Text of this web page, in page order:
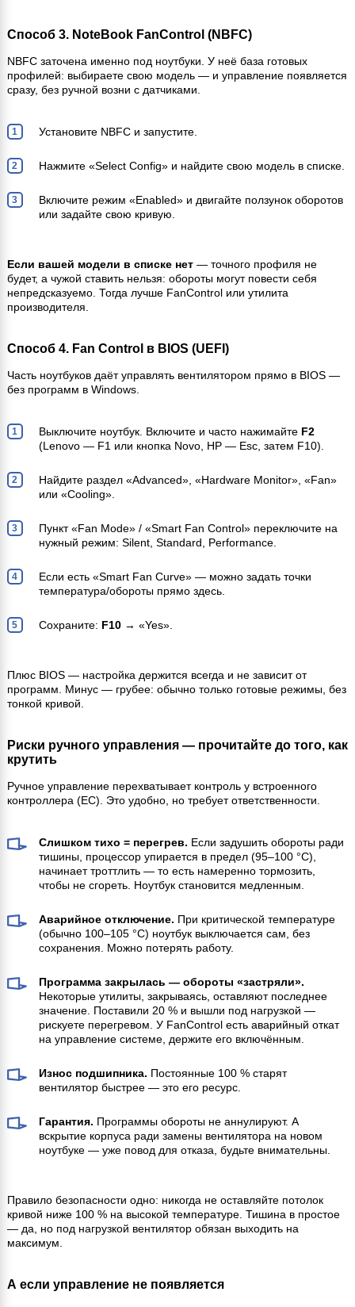
Способ 3. NoteBook FanControl (NBFC)
NBFC заточена именно под ноутбуки. У неё база готовых
профилей: выбираете свою модель — и управление появляется
сразу, без ручной возни с датчиками.
Установите NBFC и запустите.
Нажмите «Select Config» и найдите свою модель в списке.
Включите режим «Enabled» и двигайте ползунок оборотов
или задайте свою кривую.
Если вашей модели в списке нет— точного профиля не
будет, а чужой ставить нельзя: обороты могут повести себя
непредсказуемо. Тогда лучше FanControl или утилита
производителя.
Способ 4. Fan Control в BIOS (UEFI)
Часть ноутбуков даёт управлять вентилятором прямо в BIOS —
без программ в Windows.
Выключите ноутбук. Включите и часто нажимайте F2
(Lenovo — F1 или кнопка Novo, HP — Esc, затем F10).
Найдите раздел «Advanced», «Hardware Monitor», «Fan»
или «Cooling».
Пункт «Fan Mode» / «Smart Fan Control» переключите на
нужный режим: Silent, Standard, Performance.
Если есть «Smart Fan Curve» — можно задать точки
температура/обороты прямо здесь.
Сохраните: F10→ «Yes».
Плюс BIOS — настройка держится всегда и не зависит от
программ. Минус — грубее: обычно только готовые режимы, без
тонкой кривой.
Риски ручного управления — прочитайте до того, как
крутить
Ручное управление перехватывает контроль у встроенного
контроллера (EC). Это удобно, но требует ответственности.
Слишком тихо = перегрев. Если задушить обороты ради
тишины, процессор упирается в предел (95–100 °C),
начинает троттлить — то есть намеренно тормозить,
чтобы не сгореть. Ноутбук становится медленным.
Аварийное отключение. При критической температуре
(обычно 100–105 °C) ноутбук выключается сам, без
сохранения. Можно потерять работу.
Программа закрылась — обороты «застряли».
Некоторые утилиты, закрываясь, оставляют последнее
значение. Поставили 20 % и вышли под нагрузкой —
рискуете перегревом. У FanControl есть аварийный откат
на управление системе, держите его включённым.
Износ подшипника. Постоянные 100 % старят
вентилятор быстрее — это его ресурс.
Гарантия. Программы обороты не аннулируют. А
вскрытие корпуса ради замены вентилятора на новом
ноутбуке — уже повод для отказа, будьте внимательны.
Правило безопасности одно: никогда не оставляйте потолок
кривой ниже 100 % на высокой температуре. Тишина в простое
— да, но под нагрузкой вентилятор обязан выходить на
максимум.
А если управление не появляется